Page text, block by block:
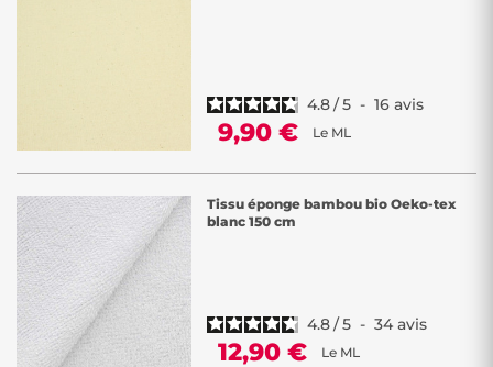
4.8/5 - 16 avis
9,90 € Le ML
Tissu éponge bambou bio Oeko-tex
blanc 150 cm
4.8/5 - 34 avis
12,90 € Le ML